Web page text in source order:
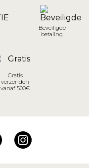
Beveiligde
betaling
Gratis
verzenden
vanaf 500€